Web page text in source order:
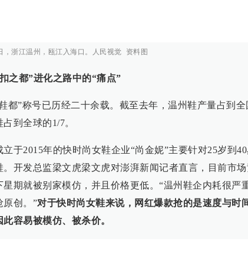
，浙江温州，瓯江入海口。人民视觉 资料图
之都”进化之路中的“痛点”
都”称号已历经二十余载。截至去年，温州鞋产量占到全
到全球的1/7。
立于2015年的快时尚女鞋企业“尚金妮”主要针对25岁到
。开发总监梁文虎梁文虎对澎湃新闻记者直言，目前市
星期就被别家模仿，并且价格更低。“温州鞋企内耗很严
原创。”对于快时尚女鞋来说，网红爆款抢的是速度与时
容易被模仿、被杀价。